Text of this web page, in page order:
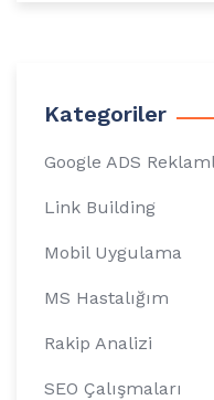
Kategoriler
Google ADS
Link Building
Mobil Uygulama
MS Hastalığım
Rakip Analizi
SEO Çalışmaları